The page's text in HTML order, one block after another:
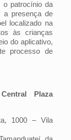
o patrocínio da
a presença de
localizado na
às crianças
do aplicativo,
processo de
Plaza
1000 – Vila